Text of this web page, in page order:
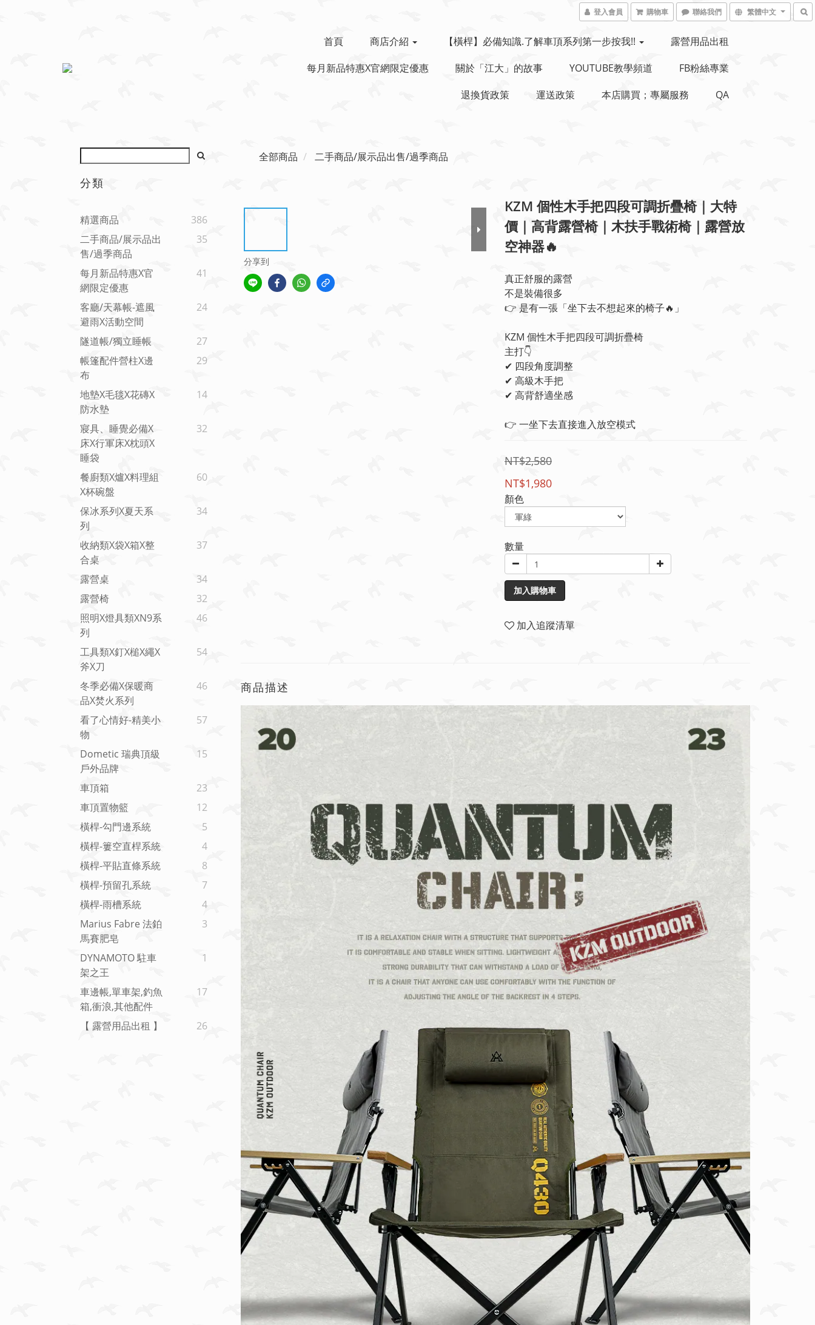
登入會員 購物車 聯絡我們 繁體中文
首頁 商店介紹 【橫桿】必備知識.了解車頂系列第一步按我!!
露營用品出租
每月新品特惠x官網限定優惠
關於「江大」的故事 YOUTUBE教學頻道
FB粉絲專業
退換貨政策
運送政策 本店購買；專屬服務 QA
分類
精選商品
386
二手商品/展示品出
售/過季商品
35
每月新品特惠x官
網限定優惠
41
客廳/天幕帳-遮風
避雨x活動空間
24
隧道帳/獨立睡帳
27
帳篷配件營柱X邊
布
29
地墊x毛毯x花磚x
防水墊
14
寢具、睡覺必備x
床x行軍床x枕頭x
睡袋
32
餐廚類x爐x料理組
X杯碗盤
60
保冰系列x夏天系
列
34
收納類x袋x箱x整
合桌
37
露營桌
34
露營椅
32
照明x燈具類xN9系
列
46
工具類x釘x槌x繩x
斧x刀
54
冬季必備x保暖商
品x焚火系列
46
看了心情好-精美小
物
57
Dometic 瑞典頂級
戶外品牌
15
車頂箱
23
車頂置物籃
12
橫桿-勾門邊系統
5
橫桿-簍空直桿系統
4
橫桿-平貼直條系統
8
橫桿-預留孔系統
7
橫桿-雨槽系統
4
Marius Fabre 法鉑
馬賽肥皂
3
DYNAMOTO 駐車
架之王
1
車邊帳,單車架,釣魚
箱,衝浪,其他配件
17
【 露營用品出租 】 26
全部商品 二手商品/展示品出售/過季商品
分享到
KZM 個性木手把四段可調折疊椅｜大特
價｜高背露營椅｜木扶手戰術椅｜露營放
空神器🔥
真正舒服的露營
不是裝備很多
👉 是有一張「坐下去不想起來的椅子🔥」
KZM 個性木手把四段可調折疊椅
主打👇
✔ 四段角度調整
✔ 高級木手把
✔ 高背舒適坐感
👉 一坐下去直接進入放空模式
NT$2,580
NT$1,980
顏色
數量
加入購物車
加入追蹤清單
商品描述